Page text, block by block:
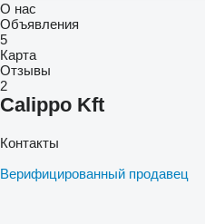
О нас
Объявления
5
Карта
Отзывы
2
Calippo Kft
Контакты
Верифицированный продавец